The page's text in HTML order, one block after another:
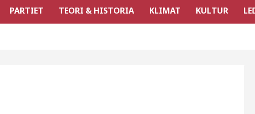
PARTIET TEORI & HISTORIA KLIMAT KULTUR